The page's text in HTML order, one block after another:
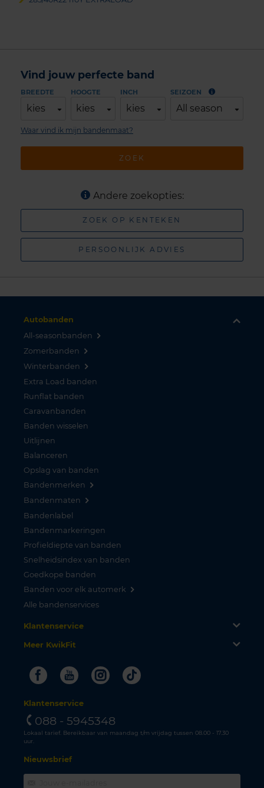
Vind jouw perfecte band
BREEDTE
kies
HOOGTE
kies
INCH
kies
SEIZOEN
All season
ZOEK
Waar vind ik mijn bandenmaat?
Andere zoekopties:
ZOEK OP KENTEKEN
PERSOONLIJK ADVIES
Autobanden
All-seasonbanden
Zomerbanden
Winterbanden
Extra Load banden
Runflat banden
Caravanbanden
Banden wisselen
Uitlijnen
Balanceren
Opslag van banden
Bandenmerken
Bandenmaten
Bandenlabel
Bandenmarkeringen
Profieldiepte van banden
Snelheidsindex van banden
Goedkope banden
Banden voor elk automerk
Alle bandenservices
Klantenservice
Meer KwikFit
FacebookYoutubeInstagram
Tiktok
Klantenservice
088 - 5945348
Lokaal tarief. Bereikbaar van maandag t/m vrijdag tussen 08.00 - 17.30
uur.
Nieuwsbrief